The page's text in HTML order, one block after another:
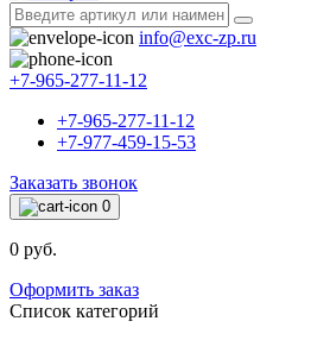
info@exc-zp.ru
+7-965-277-11-12
+7-965-277-11-12
+7-977-459-15-53
Заказать звонок
0
0 руб.
Оформить заказ
Список категорий